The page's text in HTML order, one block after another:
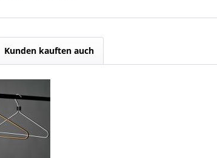
Kunden kauften auch